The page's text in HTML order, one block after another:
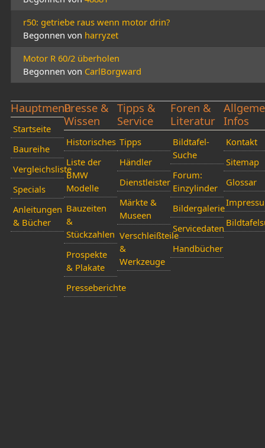
r50: getriebe raus wenn motor drin?
Begonnen von harryzet
Motor R 60/2 überholen
Begonnen von CarlBorgward
Hauptmenü
Startseite
Baureihe
Vergleichsliste
Specials
Anleitungen
& Bücher
Presse &
Wissen
Historisches
Liste der
BMW
Modelle
Bauzeiten
&
Stückzahlen
Prospekte
& Plakate
Presseberichte
Tipps &
Service
Tipps
Händler
Dienstleister
Märkte &
Museen
Verschleißteile
&
Werkzeuge
Foren &
Literatur
Bildtafel-
Suche
Forum:
Einzylinder
Bildergalerie
Servicedaten
Handbücher
Infos
Kontakt
Sitemap
Glossar